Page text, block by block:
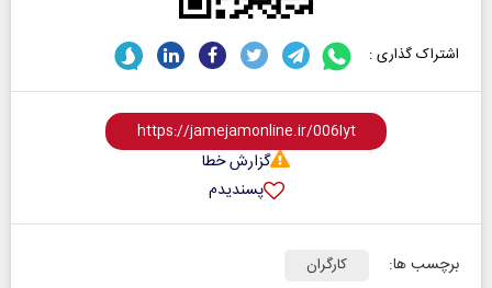
اشتراک گذاری :
گزارش خطا
پسندیدم
برچسب ها:
کارگران